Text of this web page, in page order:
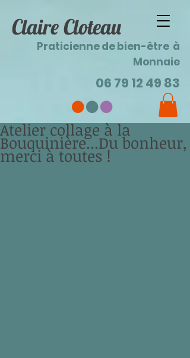
Claire Cloteau
Praticienne de bien-être à
Monnaie
06 79 12 49 83
Atelier collage à la
Bouquinière...Du bonheur,
merci à toutes !